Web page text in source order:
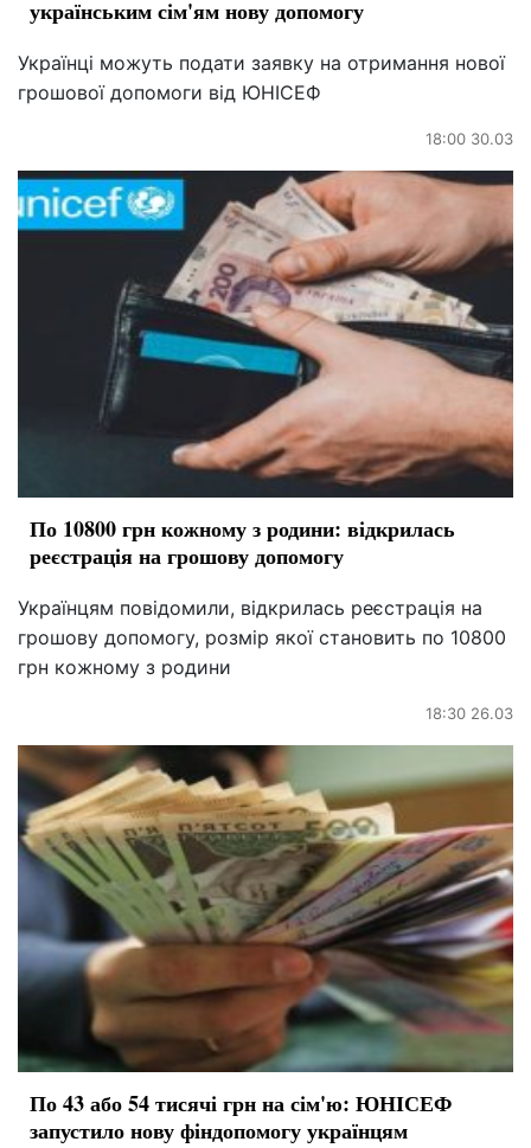
українським сім'ям нову допомогу
Українці можуть подати заявку на отримання нової
грошової допомоги від ЮНІСЕФ
18:00 30.03
По 10800 грн кожному з родини: відкрилась
реєстрація на грошову допомогу
Українцям повідомили, відкрилась реєстрація на
грошову допомогу, розмір якої становить по 10800
грн кожному з родини
18:30 26.03
По 43 або 54 тисячі грн на сім'ю: ЮНІСЕФ
запустило нову фіндопомогу українцям